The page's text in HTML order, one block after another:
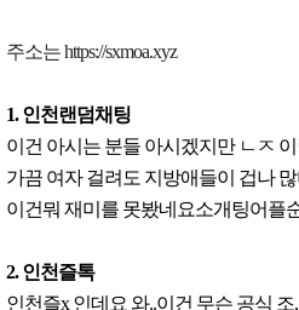
주소는 https://sxmoa.xyz
1. 인천랜덤채팅
이건 아시는 분들 아시겠지만 ㄴㅈ
가끔 여자 걸려도 지방애들이 겁나
이건뭐 재미를 못봤네요소개팅어플
2. 인천즐톡
인천즐x 인데요 와..이건 무슨 공식